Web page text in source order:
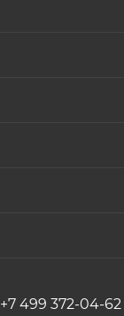
+7 499 372-04-62